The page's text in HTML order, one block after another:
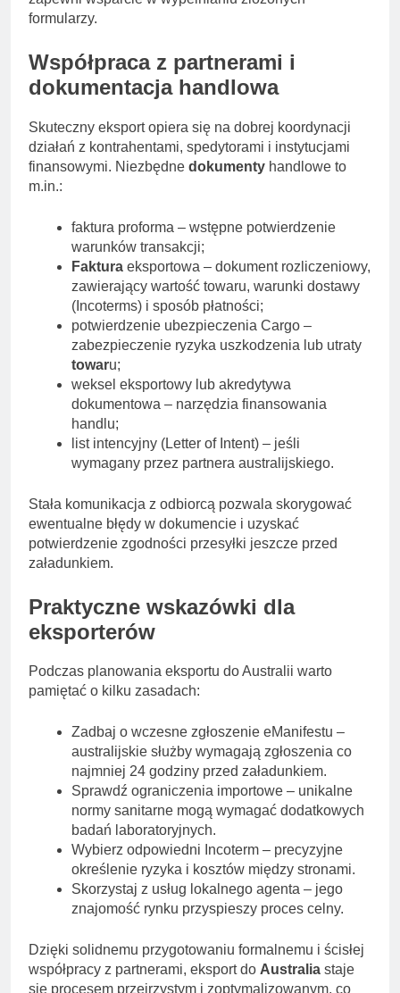
formularzy.
Współpraca z partnerami i
dokumentacja handlowa
Skuteczny eksport opiera się na dobrej koordynacji
działań z kontrahentami, spedytorami i instytucjami
finansowymi. Niezbędne dokumenty handlowe to
m.in.:
faktura proforma – wstępne potwierdzenie
warunków transakcji;
Faktura eksportowa – dokument rozliczeniowy,
zawierający wartość towaru, warunki dostawy
(Incoterms) i sposób płatności;
potwierdzenie ubezpieczenia Cargo –
zabezpieczenie ryzyka uszkodzenia lub utraty
towaru;
weksel eksportowy lub akredytywa
dokumentowa – narzędzia finansowania
handlu;
list intencyjny (Letter of Intent) – jeśli
wymagany przez partnera australijskiego.
Stała komunikacja z odbiorcą pozwala skorygować
ewentualne błędy w dokumencie i uzyskać
potwierdzenie zgodności przesyłki jeszcze przed
załadunkiem.
Praktyczne wskazówki dla
eksporterów
Podczas planowania eksportu do Australii warto
pamiętać o kilku zasadach:
Zadbaj o wczesne zgłoszenie eManifestu –
australijskie służby wymagają zgłoszenia co
najmniej 24 godziny przed załadunkiem.
Sprawdź ograniczenia importowe – unikalne
normy sanitarne mogą wymagać dodatkowych
badań laboratoryjnych.
Wybierz odpowiedni Incoterm – precyzyjne
określenie ryzyka i kosztów między stronami.
Skorzystaj z usług lokalnego agenta – jego
znajomość rynku przyspieszy proces celny.
Dzięki solidnemu przygotowaniu formalnemu i ścisłej
współpracy z partnerami, eksport do Australia staje
się procesem przejrzystym i zoptymalizowanym, co